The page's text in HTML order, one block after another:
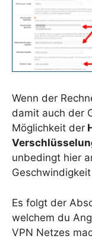
Wenn der
damit auch der
Möglichkeit der
unbedingt hier
Es folgt der
welchem du
VPN Netzes